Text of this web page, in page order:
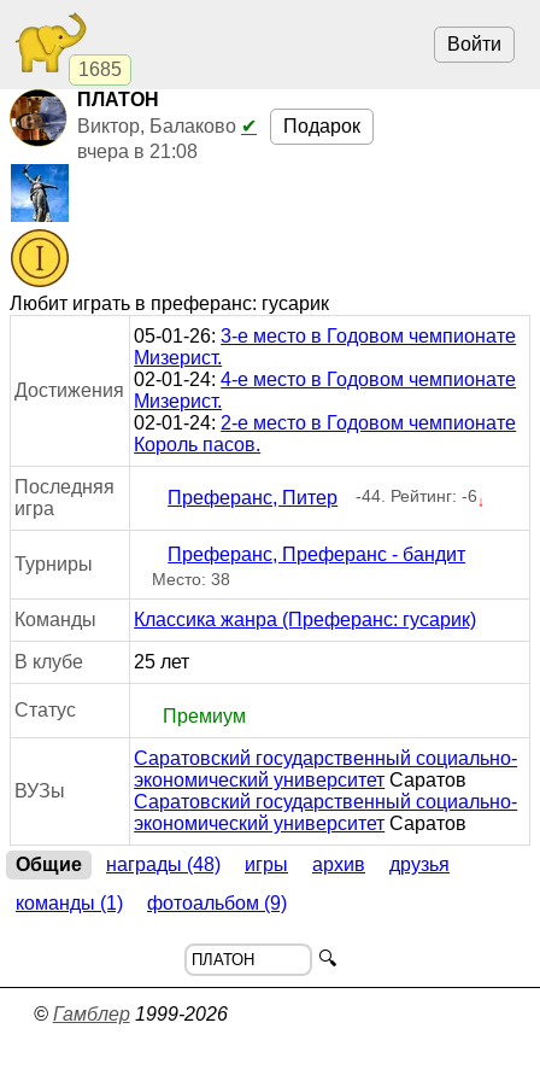
1685
Войти
ПЛАТОН
Виктор, Балаково ✔
вчера в 21:08
Подарок
Любит играть в преферанс: гусарик
Достижения
05-01-26:3-е место в Годовом чемпионате
Мизерист.
02-01-24:4-е место в Годовом чемпионате
Мизерист.
02-01-24: 2-е место в Годовом чемпионате
Король пасов.
Последняя
игра
Преферанс, Питер -44. Рейтинг: -6↓
Турниры Преферанс, Преферанс - бандит
Место: 38
Команды Классика жанра (Преферанс: гусарик)
В клубе 25 лет
Статус Премиум
ВУЗы
Саратовский государственный социально-
экономический университет Саратов
Саратовский государственный социально-
экономический университет Саратов
Общие
награды (48) игры архив
друзья
команды (1)
фотоальбом (9)
🔍
© Гамблер1999-2026